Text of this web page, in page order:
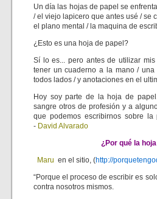
Un día las hojas de papel se
/ el viejo lapicero que antes usé / se
el plano mental / la maquina de
¿Esto es una hoja de papel?
Sí lo es... pero antes de utilizar
tener un cuaderno a la mano /
todos lados / y anotaciones en el
Hoy soy parte de la hoja de
sangre otros de profesión y a
que podemos escribirnos sobre la
- David Alvarado
¿Por qué la
Maru en el sitio, (http://
“Porque el proceso de escribir es
contra nosotros mismos.